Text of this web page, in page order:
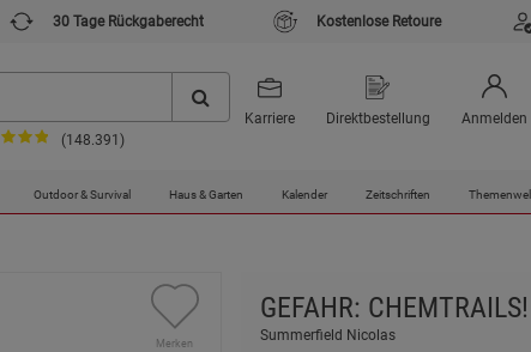
30 Tage Rückgaberecht Kostenlose Retoure
(148.391)
Karriere Direktbestellung Anmelden
Outdoor & Survival Haus & Garten Kalender Zeitschriften
Merken
GEFAHR: CHEMTRAILS!
Summerfield Nicolas